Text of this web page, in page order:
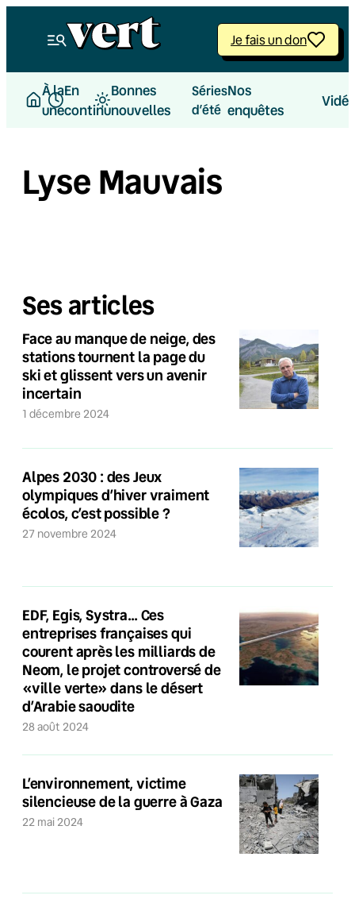
Je fais un don
À la
une
En
continu
Bonnes
nouvelles
Séries
d’été
Nos
enquêtes
Lyse Mauvais
Ses articles
Face au manque de neige, des
stations tournent la page du
ski et glissent vers un avenir
incertain
1 décembre 2024
Alpes 2030 : des Jeux
olympiques d’hiver vraiment
écolos, c’est possible ?
27 novembre 2024
EDF, Egis, Systra… Ces
entreprises françaises qui
courent après les milliards de
Neom, le projet controversé de
«ville verte» dans le désert
d’Arabie saoudite
28 août 2024
L’environnement, victime
silencieuse de la guerre à Gaza
22 mai 2024